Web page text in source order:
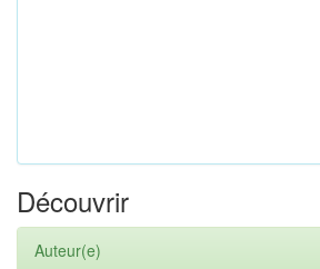
Découvrir
Auteur(e)